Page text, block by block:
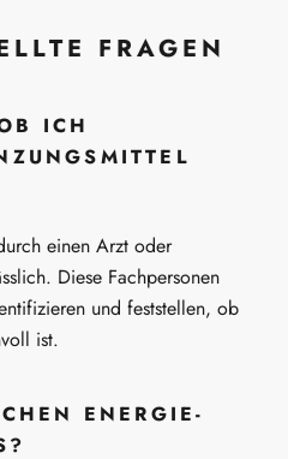
FRAGEN
ICH N
B
einen Arzt oder
Diese Fachpersonen
und feststellen, ob
ist.
ENERGIE-